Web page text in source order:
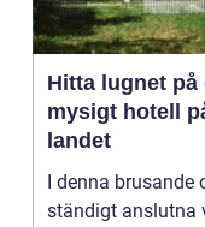
Hitta lugnet på
mysigt hotell
landet
I denna brusande
ständigt anslutna